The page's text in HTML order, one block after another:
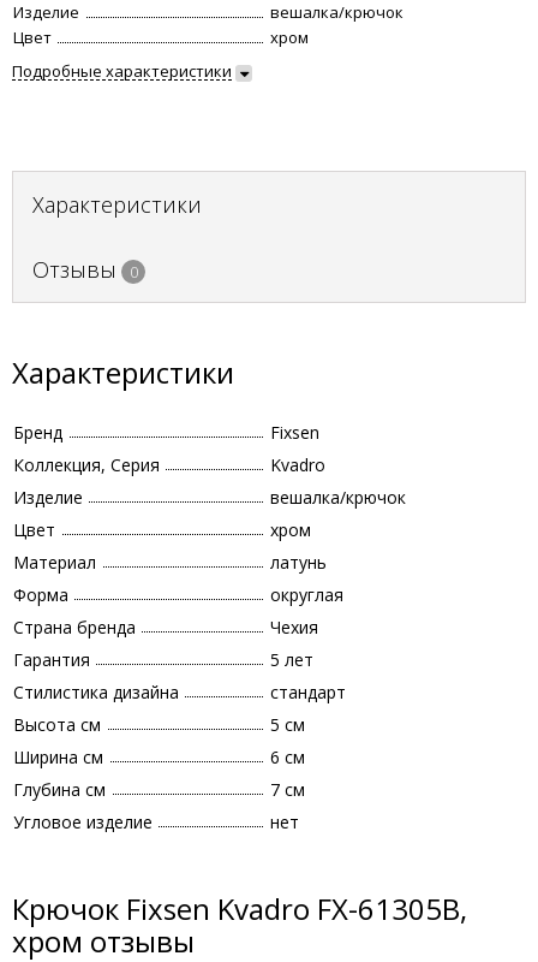
Изделие
вешалка/крючок
Цвет
хром
Подробные характеристики
Характеристики
Отзывы 0
Характеристики
Бренд
Fixsen
Коллекция, Серия
Kvadro
Изделие
вешалка/крючок
Цвет
хром
Материал
латунь
Форма
округлая
Страна бренда
Чехия
Гарантия
5 лет
Стилистика дизайна
стандарт
Высота см
5 см
Ширина см
6 см
Глубина см
7 см
Угловое изделие
нет
Крючок Fixsen Kvadro FX-61305B,
хром отзывы